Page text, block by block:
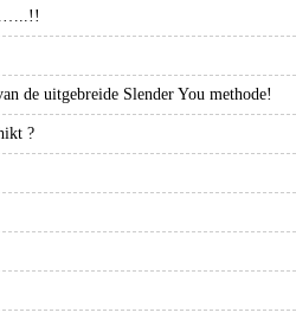
de uitgebreide Slender You methode!
?